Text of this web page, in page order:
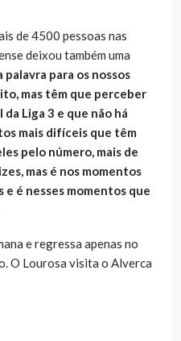
de 4500 pessoas nas
deixou também uma
palavra para os nossos
mas têm que perceber
Liga 3 e que não há
mais difíceis que têm
pelo número, mais de
mas é nos momentos
e é nesses momentos que
e regressa apenas no
O Lourosa visita o Alverca